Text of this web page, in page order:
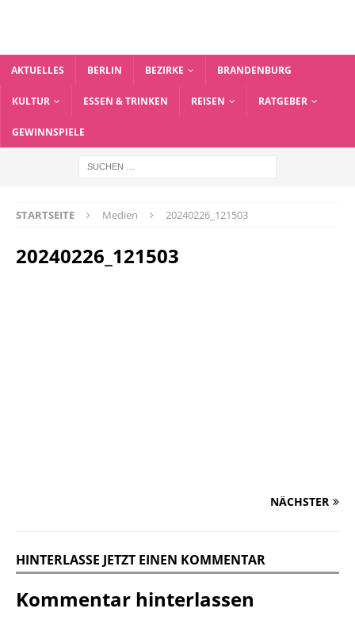
AKTUELLES BERLIN BEZIRKE BRANDENBURG
KULTUR ESSEN & TRINKEN REISEN RATGEBER
GEWINNSPIELE
STARTSEITE Medien 20240226_121503
20240226_121503
NÄCHSTER
HINTERLASSE JETZT EINEN KOMMENTAR
Kommentar hinterlassen